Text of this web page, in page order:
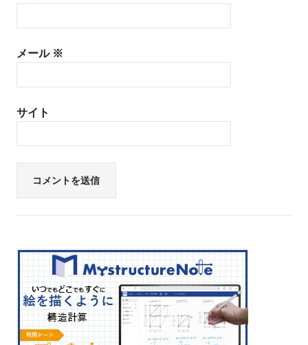
メール ※
サイト